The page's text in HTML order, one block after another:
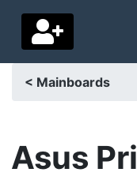
Lieferland
< Mainboards
Asus